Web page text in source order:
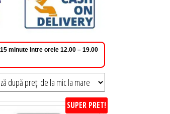
minute intre orele 12.00 – 19.00
SUPER PRET!